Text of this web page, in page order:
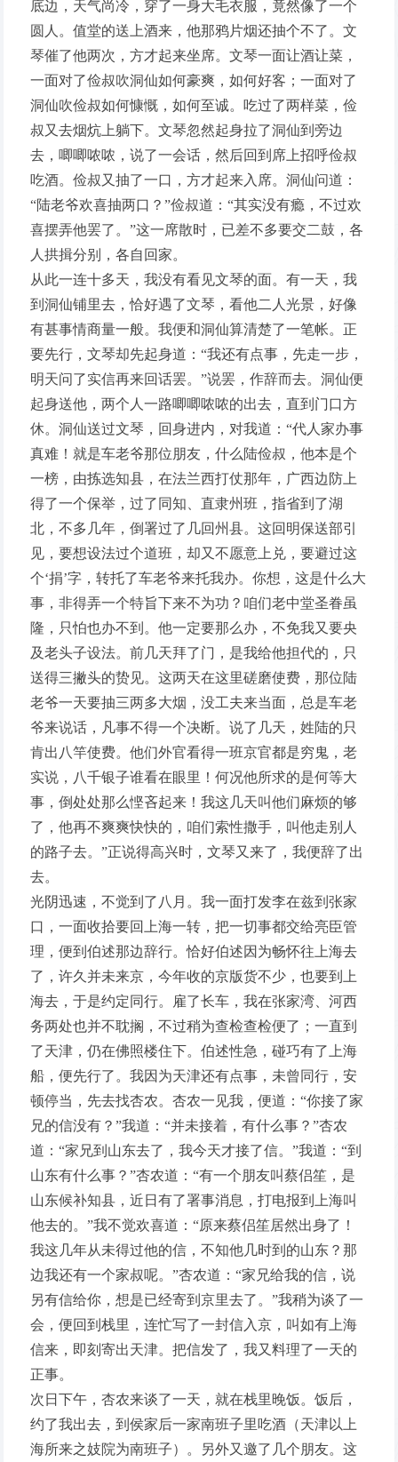
底边，天气尚冷，穿了一身大毛衣服，竟然像了一个
圆人。值堂的送上酒来，他那鸦片烟还抽个不了。文
琴催了他两次，方才起来坐席。文琴一面让酒让菜，
一面对了俭叔吹洞仙如何豪爽，如何好客；一面对了
洞仙吹俭叔如何慷慨，如何至诚。吃过了两样菜，俭
叔又去烟炕上躺下。文琴忽然起身拉了洞仙到旁边
去，唧唧哝哝，说了一会话，然后回到席上招呼俭叔
吃酒。俭叔又抽了一口，方才起来入席。洞仙问道：
“陆老爷欢喜抽两口？”俭叔道：“其实没有瘾，不过欢
喜摆弄他罢了。”这一席散时，已差不多要交二鼓，各
人拱揖分别，各自回家。
从此一连十多天，我没有看见文琴的面。有一天，我
到洞仙铺里去，恰好遇了文琴，看他二人光景，好像
有甚事情商量一般。我便和洞仙算清楚了一笔帐。正
要先行，文琴却先起身道：“我还有点事，先走一步，
明天问了实信再来回话罢。”说罢，作辞而去。洞仙便
起身送他，两个人一路唧唧哝哝的出去，直到门口方
休。洞仙送过文琴，回身进内，对我道：“代人家办事
真难！就是车老爷那位朋友，什么陆俭叔，他本是个
一榜，由拣选知县，在法兰西打仗那年，广西边防上
得了一个保举，过了同知、直隶州班，指省到了湖
北，不多几年，倒署过了几回州县。这回明保送部引
见，要想设法过个道班，却又不愿意上兑，要避过这
个‘捐’字，转托了车老爷来托我办。你想，这是什么大
事，非得弄一个特旨下来不为功？咱们老中堂圣眷虽
隆，只怕也办不到。他一定要那么办，不免我又要央
及老头子设法。前几天拜了门，是我给他担代的，只
送得三撇头的贽见。这两天在这里磋磨使费，那位陆
老爷一天要抽三两多大烟，没工夫来当面，总是车老
爷来说话，凡事不得一个决断。说了几天，姓陆的只
肯出八竿使费。他们外官看得一班京官都是穷鬼，老
实说，八千银子谁看在眼里！何况他所求的是何等大
事，倒处处那么悭吝起来！我这几天叫他们麻烦的够
了，他再不爽爽快快的，咱们索性撒手，叫他走别人
的路子去。”正说得高兴时，文琴又来了，我便辞了出
去。
光阴迅速，不觉到了八月。我一面打发李在兹到张家
口，一面收拾要回上海一转，把一切事都交给亮臣管
理，便到伯述那边辞行。恰好伯述因为畅怀往上海去
了，许久并未来京，今年收的京版货不少，也要到上
海去，于是约定同行。雇了长车，我在张家湾、河西
务两处也并不耽搁，不过稍为查检查检便了；一直到
了天津，仍在佛照楼住下。伯述性急，碰巧有了上海
船，便先行了。我因为天津还有点事，未曾同行，安
顿停当，先去找杏农。杏农一见我，便道：“你接了家
兄的信没有？”我道：“并未接着，有什么事？”杏农
道：“家兄到山东去了，我今天才接了信。”我道：“到
山东有什么事？”杏农道：“有一个朋友叫蔡侣笙，是
山东候补知县，近日有了署事消息，打电报到上海叫
他去的。”我不觉欢喜道：“原来蔡侣笙居然出身了！
我这几年从未得过他的信，不知他几时到的山东？那
边我还有一个家叔呢。”杏农道：“家兄给我的信，说
另有信给你，想是已经寄到京里去了。”我稍为谈了一
会，便回到栈里，连忙写了一封信入京，叫如有上海
信来，即刻寄出天津。把信发了，我又料理了一天的
正事。
次日下午，杏农来谈了一天，就在栈里晚饭。饭后，
约了我出去，到侯家后一家南班子里吃酒（天津以上
海所来之妓院为南班子）。另外又邀了几个朋友。这